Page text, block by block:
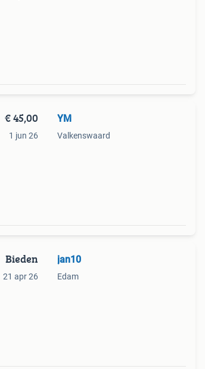
€ 45,00
1 jun 26
YM
Valkenswaard
Bieden
21 apr 26
jan10
Edam